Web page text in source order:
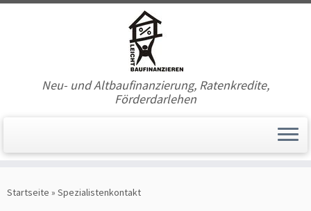
Inhalt
Neu- und Altbaufinanzierung, Ratenkredite,
Förderdarlehen
Startseite » Spezialistenkontakt